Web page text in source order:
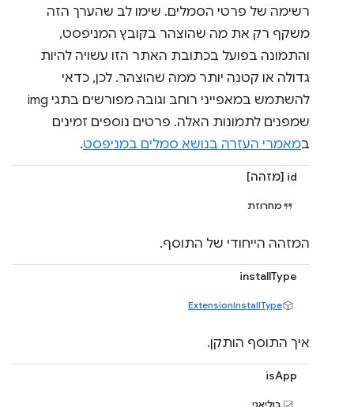
רשימה של פרטי הסמלים. שימו לב שהערך הזה
משקף רק את מה שהוצהר בקובץ המניפסט,
והתמונה בפועל בכתובת האתר הזו עשויה להיות
גדולה או קטנה יותר ממה שהוצהר. לכן, כדאי
להשתמש במאפייני רוחב וגובה מפורשים בתגי img
שמפנים לתמונות האלה. פרטים נוספים זמינים
במאמרי העזרה בנושא סמלים במניפסט.
id [מזהה]
מחרוזת
המזהה הייחודי של התוסף.
installType
ExtensionInstallType
איך התוסף הותקן.
isApp
בוליאני